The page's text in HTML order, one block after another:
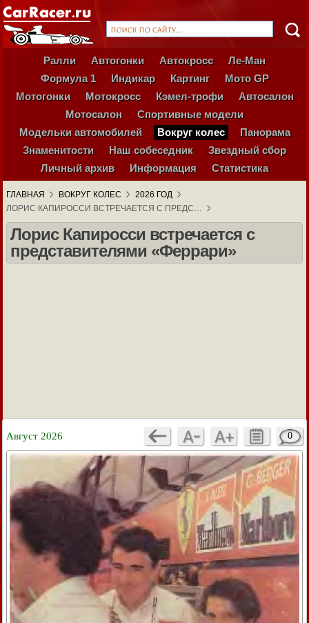
Ралли Автогонки Автокросс
Ле-Ман
Формула 1
Индикар Картинг
Мото GP
Мотогонки
Мотокросс Кэмел-трофи
Автосалон
Мотосалон
Спортивные модели
Модельки автомобилей
Вокруг колес
Панорама
Знаменитости
Наш собеседник
Звездный сбор
Личный архив
Информация Статистика
ГЛАВНАЯ ВОКРУГ КОЛЕС
2026 ГОД
ЛОРИС КАПИРОССИ ВСТРЕЧАЕТСЯ С ПРЕДС…
Лорис Капиросси встречается с
представителями «Феррари»
Август 2026 0